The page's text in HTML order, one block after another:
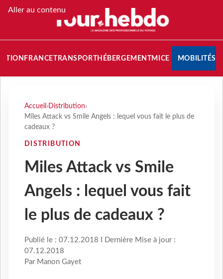
Aller au contenu
FRANCETRANSPORT HÉBERGEMENTMICE MOBILITÉS
Accueil › Distribution›
Miles Attack vs Smile Angels : lequel vous fait le plus de
cadeaux ?
DISTRIBUTION
Miles Attack vs Smile
Angels : lequel vous fait
le plus de cadeaux ?
Publié le : 07.12.2018 I Dernière Mise à jour :
07.12.2018
Par Manon Gayet